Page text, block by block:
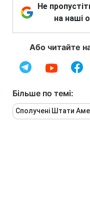
Не
на наші
Або читайте
Більше по темі:
Сполучені Штати